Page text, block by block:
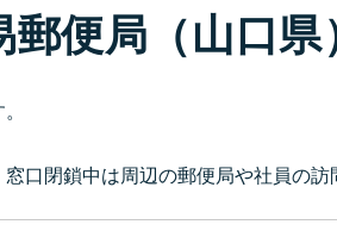
便局（山口県
口閉鎖中は周辺の郵便局や社員の